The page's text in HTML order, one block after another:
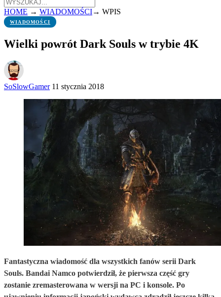
HOME → WIADOMOŚCI→ WPIS
WIADOMOŚCI
Wielki powrót Dark Souls w trybie 4K
SoSlowGamer 11 stycznia 2018
Fantastyczna wiadomość dla wszystkich fanów serii Dark
Souls. Bandai Namco potwierdził, że pierwsza część gry
zostanie zremasterowana w wersji na PC i konsole. Po